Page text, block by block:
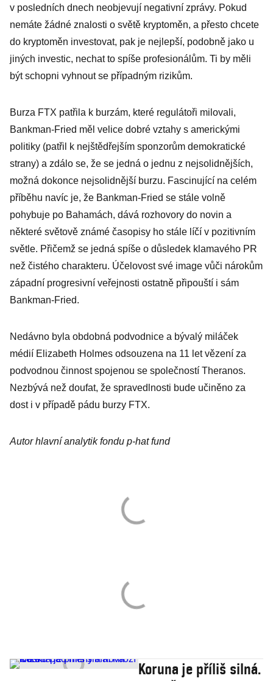
v posledních dnech neobjevují negativní zprávy. Pokud
nemáte žádné znalosti o světě kryptoměn, a přesto chcete
do kryptoměn investovat, pak je nejlepší, podobně jako u
jiných investic, nechat to spíše profesionálům. Ti by měli
být schopni vyhnout se případným rizikům.
Burza FTX patřila k burzám, které regulátoři milovali,
Bankman-Fried měl velice dobré vztahy s americkými
politiky (patřil k nejštědřejším sponzorům demokratické
strany) a zdálo se, že se jedná o jednu z nejsolidnějších,
možná dokonce nejsolidnější burzu. Fascinující na celém
příběhu navíc je, že Bankman-Fried se stále volně
pohybuje po Bahamách, dává rozhovory do novin a
některé světově známé časopisy ho stále líčí v pozitivním
světle. Přičemž se jedná spíše o důsledek klamavého PR
než čistého charakteru. Účelovost své image vůči nárokům
západní progresivní veřejnosti ostatně připouští i sám
Bankman-Fried.
Nedávno byla obdobná podvodnice a bývalý miláček
médií Elizabeth Holmes odsouzena na 11 let vězení za
podvodnou činnost spojenou se společností Theranos.
Nezbývá než doufat, že spravedlnosti bude učiněno za
dost i v případě pádu burzy FTX.
Autor hlavní analytik fondu p-hat fund
Koruna je příliš silná.